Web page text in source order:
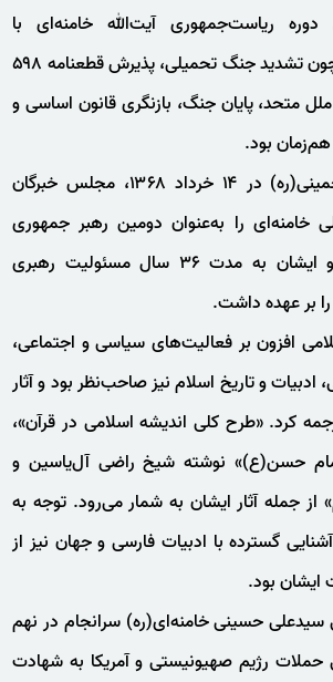
ریاست‌جمهوری آیت‌الله خامنه‌ای با
رویدادهای مهمی همچون تشدید جنگ تحمیلی، پذیرش قطعنامه ۵۹۸
متحد، پایان جنگ، بازنگری قانون اساسی و
بود.
پس از رحلت امام خمینی(ره) در ۱۴ خرداد ۱۳۶۸، مجلس خبرگان
خامنه‌ای را به‌عنوان دومین رهبر جمهوری
اسلامی ایران برگزید و ایشان به مدت ۳۶ سال مسئولیت رهبری
بر عهده داشت.
افزون بر فعالیت‌های سیاسی و اجتماعی،
ادبیات و تاریخ اسلام نیز صاحب‌نظر بود و آثار
کرد. «طرح کلی اندیشه اسلامی در قرآن»،
حسن(ع)» نوشته شیخ راضی آل‌یاسین و
از جمله آثار ایشان به شمار می‌رود. توجه به
گسترده با ادبیات فارسی و جهان نیز از
بود.
حسینی خامنه‌ای(ره) سرانجام در نهم
۱۴۰۴، در پی حملات رژیم صهیونیستی و آمریکا به شهادت